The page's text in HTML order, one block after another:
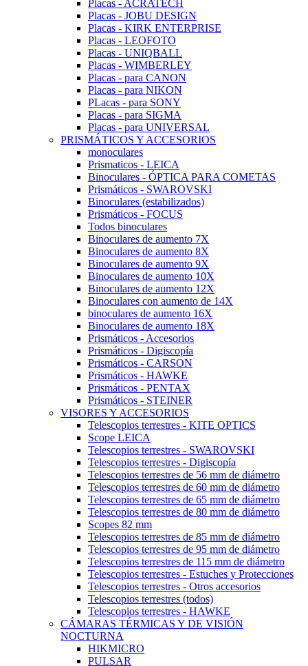
Placas - ACRATECH
Placas - JOBU DESIGN
Placas - KIRK ENTERPRISE
Placas - LEOFOTO
Placas - UNIQBALL
Placas - WIMBERLEY
Placas - para CANON
Placas - para NIKON
PLacas - para SONY
Placas - para SIGMA
Placas - para UNIVERSAL
PRISMÁTICOS Y ACCESORIOS
monoculares
Prismaticos - LEICA
Binoculares - ÓPTICA PARA COMETAS
Prismáticos - SWAROVSKI
Binoculares (estabilizados)
Prismáticos - FOCUS
Todos binoculares
Binoculares de aumento 7X
Binoculares de aumento 8X
Binoculares de aumento 9X
Binoculares de aumento 10X
Binoculares de aumento 12X
Binoculares con aumento de 14X
binoculares de aumento 16X
Binoculares de aumento 18X
Prismáticos - Accesorios
Prismáticos - Digiscopía
Prismáticos - CARSON
Prismáticos - HAWKE
Prismáticos - PENTAX
Prismáticos - STEINER
VISORES Y ACCESORIOS
Telescopios terrestres - KITE OPTICS
Scope LEICA
Telescopios terrestres - SWAROVSKI
Telescopios terrestres - Digiscopía
Telescopios terrestres de 56 mm de diámetro
Telescopios terrestres de 60 mm de diámetro
Telescopios terrestres de 65 mm de diámetro
Telescopios terrestres de 80 mm de diámetro
Scopes 82 mm
Telescopios terrestres de 85 mm de diámetro
Telescopios terrestres de 95 mm de diámetro
Telescopios terrestres de 115 mm de diámetro
Telescopios terrestres - Estuches y Protecciones
Telescopios terrestres - Otros accesorios
Telescopios terrestres (todos)
Telescopios terrestres - HAWKE
CÁMARAS TÉRMICAS Y DE VISIÓN
NOCTURNA
HIKMICRO
PULSAR